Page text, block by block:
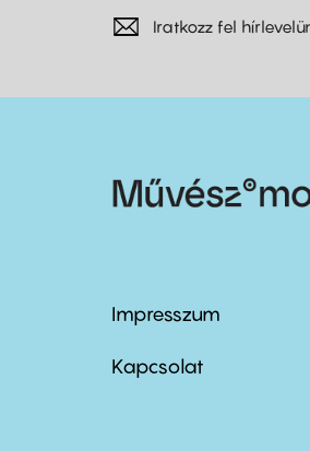
Iratkozz fel
Footer
menu
Impresszum
Kapcsolat